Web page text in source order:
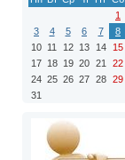
1
3
4 5 6 7 8
10 11 12 13 14 15
17 18 19 20 21 22
24 25 26 27 28 29
31